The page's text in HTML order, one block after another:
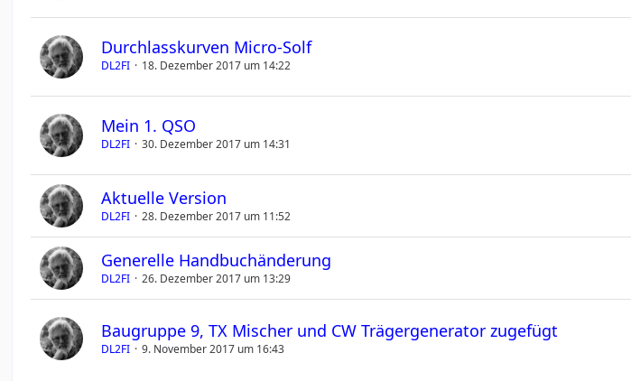
Durchlasskurven Micro-Solf
DL2FI 18. Dezember 2017 um 14:22
Mein 1. QSO
DL2FI 30. Dezember 2017 um 14:31
Aktuelle Version
DL2FI 28. Dezember 2017 um 11:52
Generelle Handbuchänderung
DL2FI 26. Dezember 2017 um 13:29
Baugruppe 9, TX Mischer und CW Trägergenerator zugefügt
DL2FI 9. November 2017 um 16:43